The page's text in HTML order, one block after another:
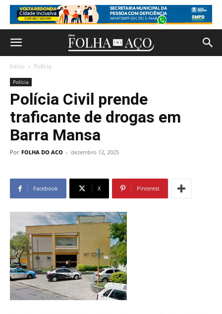
Início Polícia
Polícia
Polícia Civil prende
traficante de drogas em
Barra Mansa
Por FOLHA DO ACO - dezembro 12, 2025
Facebook X Pinterest